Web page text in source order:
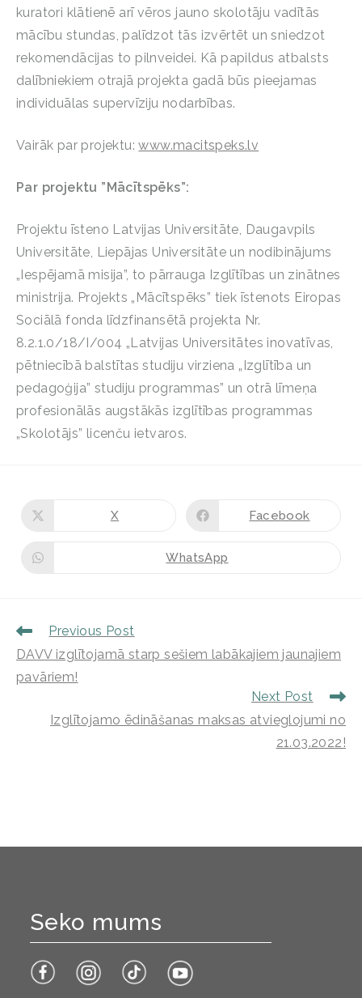
kuratori klātienē arī vēros jauno skolotāju vadītās
mācību stundas, palīdzot tās izvērtēt un sniedzot
rekomendācijas to pilnveidei. Kā papildus atbalsts
dalībniekiem otrajā projekta gadā būs pieejamas
individuālas supervīziju nodarbības.
Vairāk par projektu:www.macitspeks.lv
Par projektu ”Mācītspēks”:
Projektu īsteno Latvijas Universitāte, Daugavpils
Universitāte, Liepājas Universitāte un nodibinājums
„Iespējamā misija”, to pārrauga Izglītības un zinātnes
ministrija. Projekts „Mācītspēks” tiek īstenots Eiropas
Sociālā fonda līdzfinansētā projekta Nr.
8.2.1.0/18/I/004 „Latvijas Universitātes inovatīvas,
pētniecībā balstītas studiju virziena „Izglītība un
pedagoģija” studiju programmas” un otrā līmeņa
profesionālās augstākās izglītības programmas
„Skolotājs” licenču ietvaros.
X Facebook
WhatsApp
Previous Post
DAVV izglītojamā starp sešiem labākajiem jaunajiem
pavāriem!
Next Post
Izglītojamo ēdināšanas maksas atvieglojumi no
21.03.2022!
Seko mums